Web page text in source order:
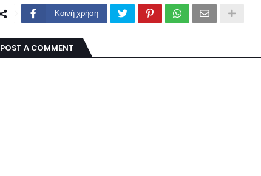
Κοινή χρήση
POST A COMMENT